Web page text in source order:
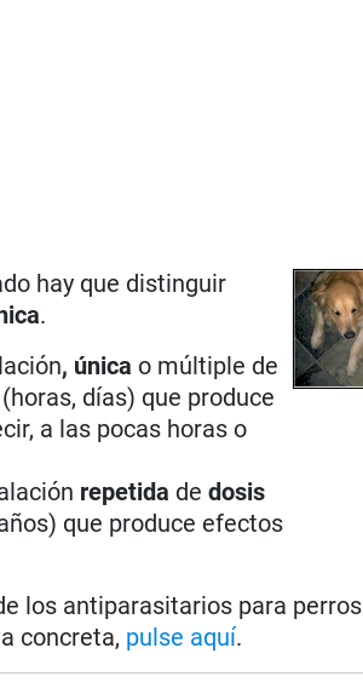
hay que distinguir
.
, única o múltiple de
días) que produce
a las pocas horas o
repetida dedosis
que produce efectos
los antiparasitarios para
concreta, pulse aquí.